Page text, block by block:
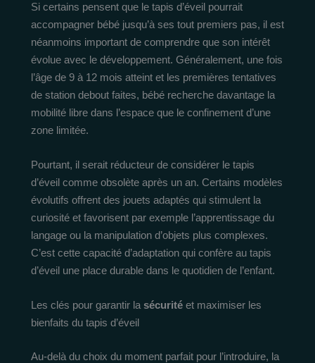
Si certains pensent que le tapis d’éveil pourrait
accompagner bébé jusqu’à ses tout premiers pas, il est
néanmoins important de comprendre que son intérêt
évolue avec le développement. Généralement, une fois
l’âge de 9 à 12 mois atteint et les premières tentatives
de station debout faites, bébé recherche davantage la
mobilité libre dans l’espace que le confinement d’une
zone limitée.
Pourtant, il serait réducteur de considérer le tapis
d’éveil comme obsolète après un an. Certains modèles
évolutifs offrent des jouets adaptés qui stimulent la
curiosité et favorisent par exemple l’apprentissage du
langage ou la manipulation d’objets plus complexes.
C’est cette capacité d’adaptation qui confère au tapis
d’éveil une place durable dans le quotidien de l’enfant.
Les clés pour garantir lasécurité et maximiser les
bienfaits du tapis d’éveil
Au-delà du choix du moment parfait pour l’introduire, la